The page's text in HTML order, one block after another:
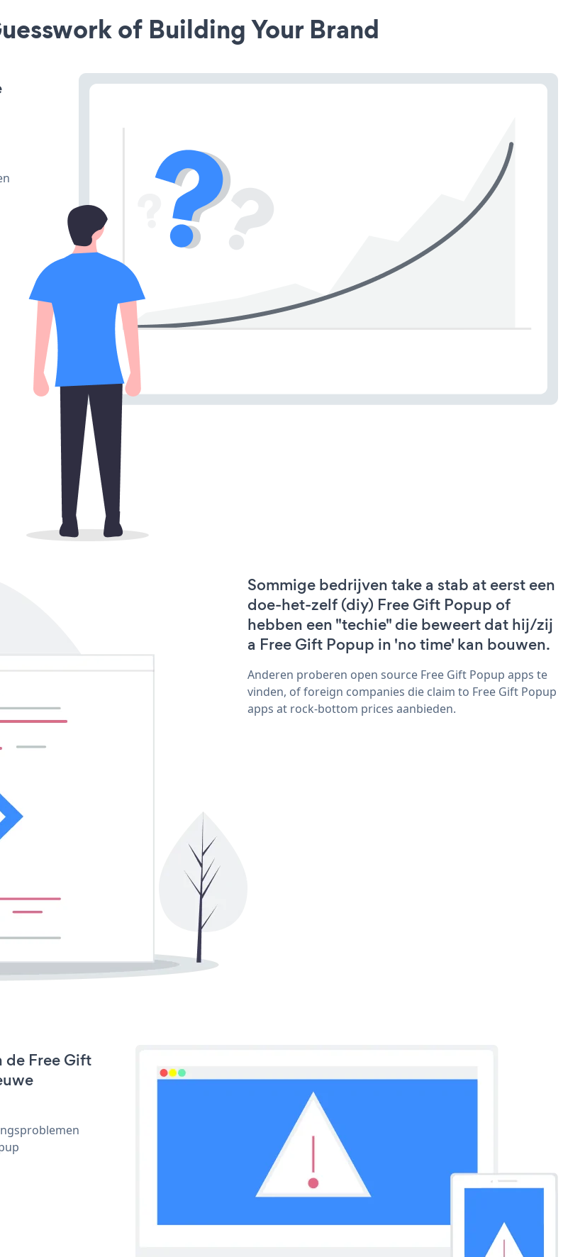
of Building Your Brand
Sommige bedrijven take a stab at eerst een
doe-het-zelf (diy) Free Gift Popup of
hebben een "techie" die beweert dat hij/zij
a Free Gift Popup in 'no time' kan bouwen.
Anderen proberen open source Free Gift Popup apps te
vinden, of foreign companies die claim to Free Gift Popup
apps at rock-bottom prices aanbieden.
de Free Gift